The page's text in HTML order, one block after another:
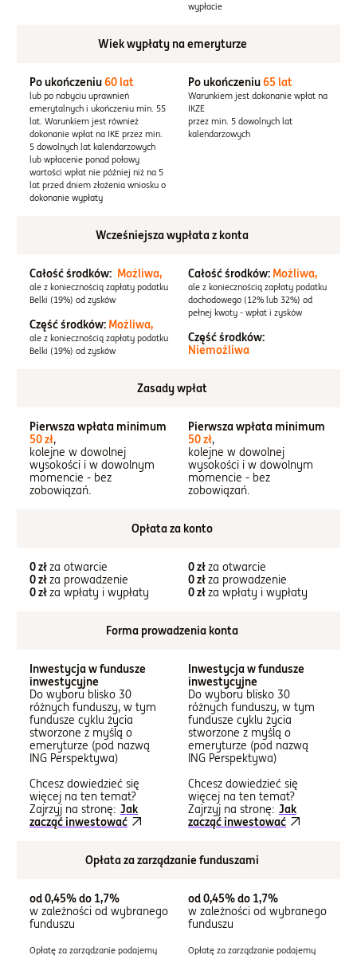
wypłacie
Wiek wypłaty na emeryturze
Po ukończeniu60 lat
lub po nabyciu uprawnień
emerytalnych i ukończeniu min. 55
lat. Warunkiem jest również
dokonanie wpłat na IKE przez min.
5 dowolnych lat kalendarzowych
lub wpłacenie ponad połowy
wartości wpłat nie później niż na 5
lat przed dniem złożenia wniosku o
dokonanie wypłaty
Po ukończeniu65 lat
Warunkiem jest dokonanie wpłat na
IKZE
przez min. 5 dowolnych lat
kalendarzowych
Wcześniejsza wypłata z konta
Całość środków: Możliwa,
ale z koniecznością zapłaty podatku
Belki (19%) od zysków
Część środków: Możliwa,
ale z koniecznością zapłaty podatku
Belki (19%) od zysków
Całość środków: Możliwa,
ale z koniecznością zapłaty podatku
dochodowego (12% lub 32%) od
pełnej kwoty - wpłat i zysków
Część środków:
Niemożliwa
Zasady wpłat
Pierwsza wpłata minimum
50 zł,
kolejne w dowolnej
wysokości i w dowolnym
momencie - bez
zobowiązań.
Pierwsza wpłata minimum
50 zł,
kolejne w dowolnej
wysokości i w dowolnym
momencie - bez
zobowiązań.
Opłata za konto
0 złza otwarcie
0 złza prowadzenie
0 złza wpłaty i wypłaty
0 złza otwarcie
0 złza prowadzenie
0 złza wpłaty i wypłaty
Forma prowadzenia konta
Inwestycja w fundusze
inwestycyjne
Do wyboru blisko 30
różnych funduszy, w tym
fundusze cyklu życia
stworzone z myślą o
emeryturze (pod nazwą
ING Perspektywa)
Chcesz dowiedzieć się
więcej na ten temat?
Zajrzyj na stronę: Jak
zacząć inwestować
Inwestycja w fundusze
inwestycyjne
Do wyboru blisko 30
różnych funduszy, w tym
fundusze cyklu życia
stworzone z myślą o
emeryturze (pod nazwą
ING Perspektywa)
Chcesz dowiedzieć się
więcej na ten temat?
Zajrzyj na stronę: Jak
zacząć inwestować
Opłata za zarządzanie funduszami
od 0,45% do 1,7%
w zależności od wybranego
funduszu
Opłatę za zarządzanie podajemy
od 0,45% do 1,7%
w zależności od wybranego
funduszu
Opłatę za zarządzanie podajemy